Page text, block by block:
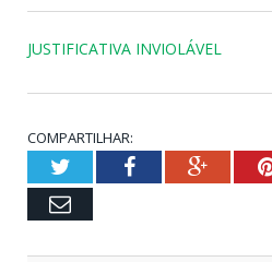
JUSTIFICATIVA INVIOLÁVEL
COMPARTILHAR:
TwitterFacebook
Email